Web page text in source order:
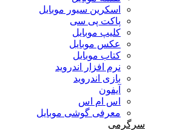
اسکرین سیور موبایل
پاکت پی سی
کلیپ موبایل
عکس موبایل
کتاب موبایل
نرم افزار اندروید
بازی اندروید
آیفون
اس ام اس
معرفی گوشی موبایل
سرگرمی